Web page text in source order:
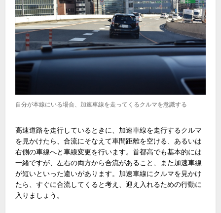
自分が本線にいる場合、加速車線を走ってくるクルマを意識する
高速道路を走行しているときに、加速車線を走行するクルマ
を見かけたら、合流にそなえて車間距離を空ける、あるいは
右側の車線へと車線変更を行います。首都高でも基本的には
一緒ですが、左右の両方から合流があること、また加速車線
が短いといった違いがあります。加速車線にクルマを見かけ
たら、すぐに合流してくると考え、迎え入れるための行動に
入りましょう。